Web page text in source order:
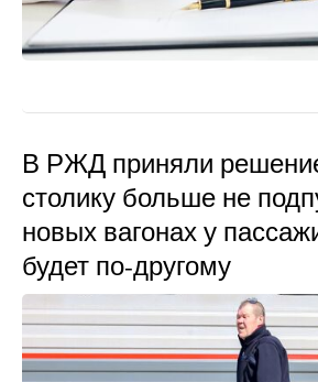
В РЖД приняли
столику больше не
новых вагонах у
будет по-другому